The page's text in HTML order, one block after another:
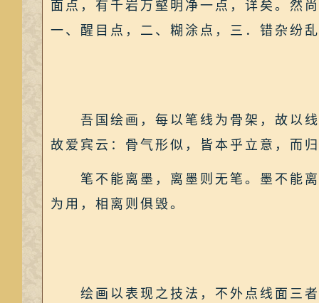
面点，有千岩万壑明净一点，详矣。然
一、醒目点，二、糊涂点，三．错杂纷
吾国绘画，每以笔线为骨架，故以线
故爱宾云：骨气形似，皆本乎立意，而
笔不能离墨，离墨则无笔。墨不能离
为用，相离则俱毁。
绘画以表现之技法，不外点线面三者